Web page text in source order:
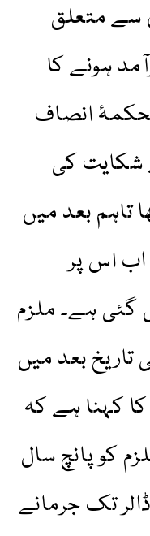
سے متعلق
ہونے کا
انصاف
شکایت کی
تاہم بعد میں
اب اس پر
گئی ہے۔ ملزم
بعد میں
کہنا ہے کہ
کو پانچ سال
تک جرمانے